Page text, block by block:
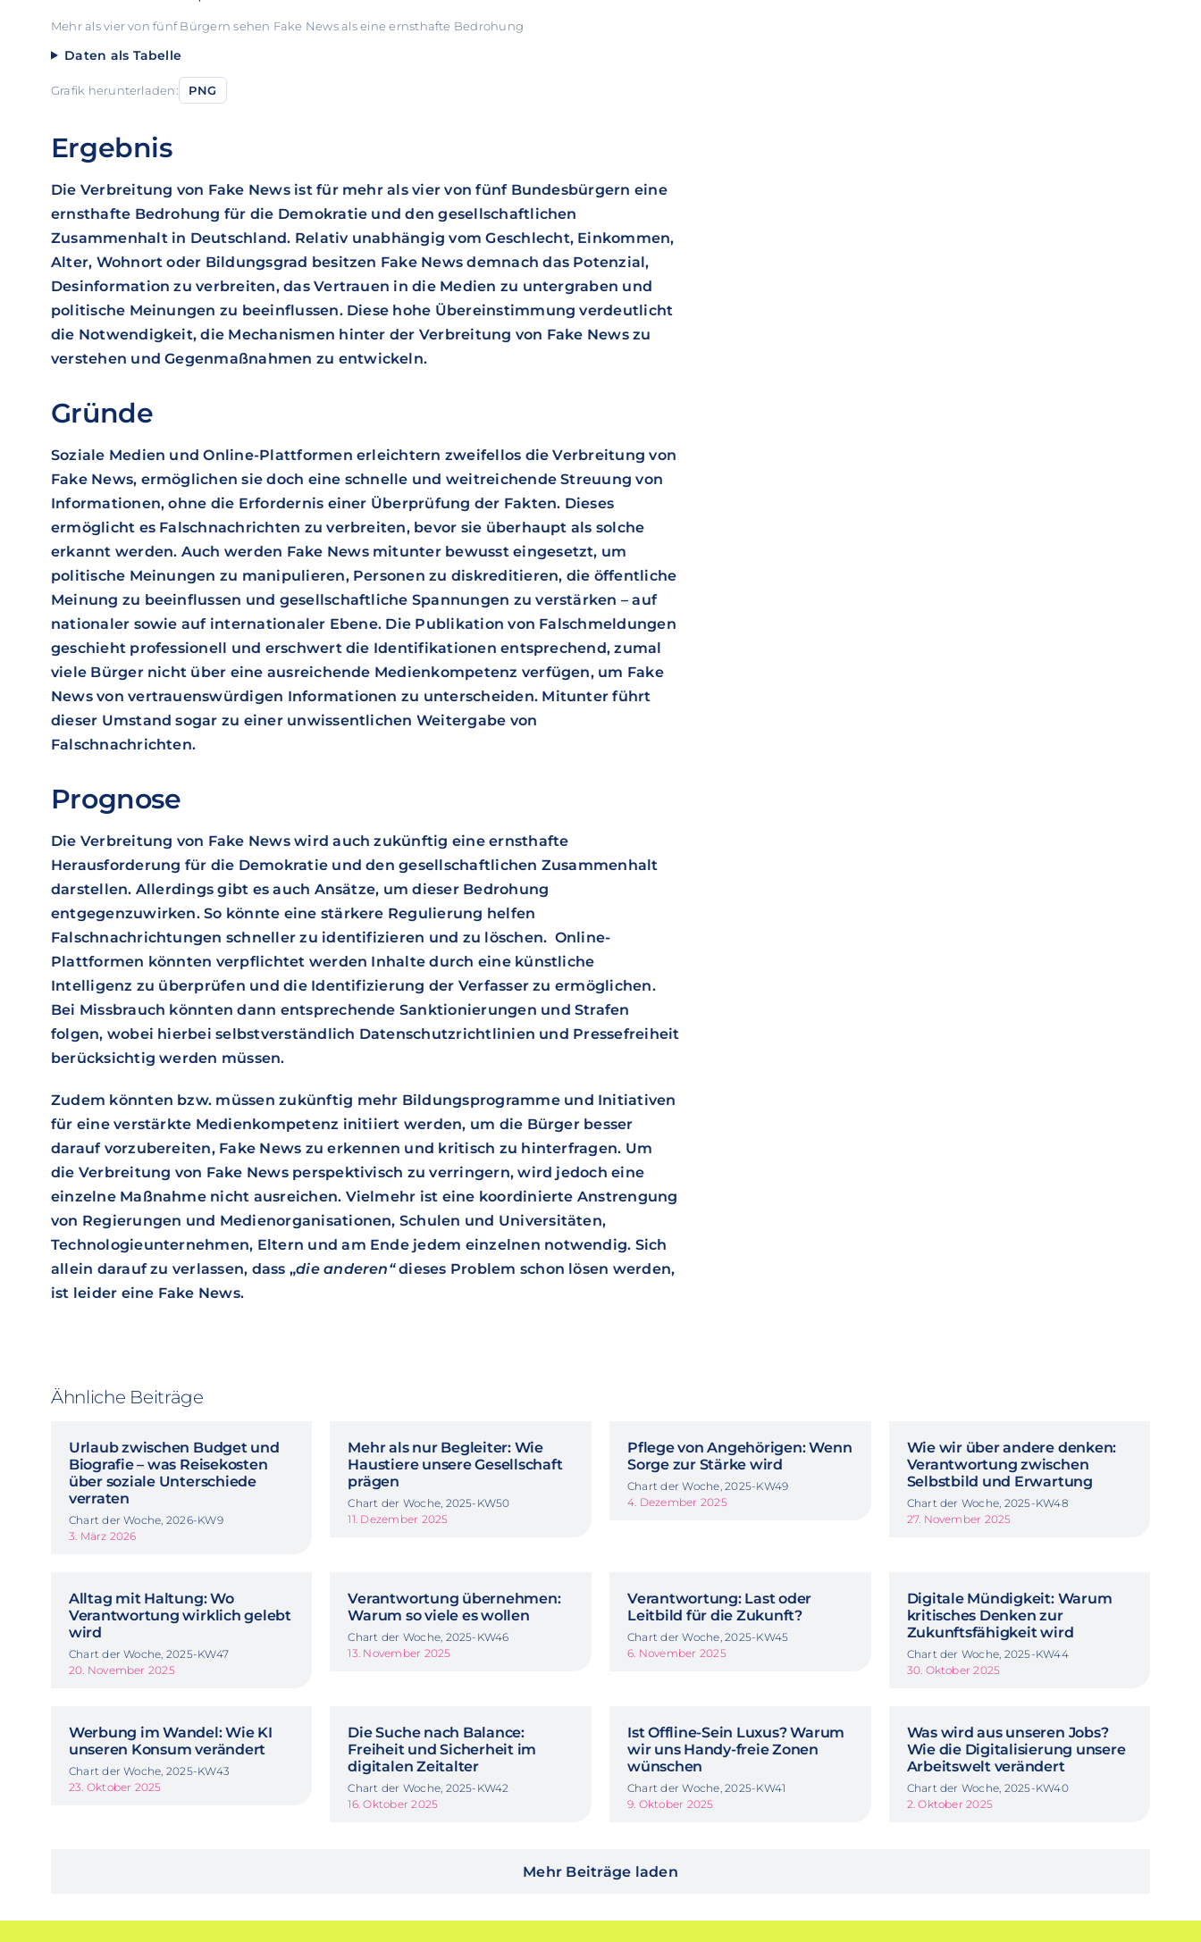
Mehr als vier von fünf Bürgern sehen Fake News als eine ernsthafte Bedrohung
Daten als Tabelle
Grafik herunterladen: PNG
Ergebnis
Die Verbreitung von Fake News ist für mehr als vier von fünf Bundesbürgern eine
ernsthafte Bedrohung für die Demokratie und den gesellschaftlichen
Zusammenhalt in Deutschland. Relativ unabhängig vom Geschlecht, Einkommen,
Alter, Wohnort oder Bildungsgrad besitzen Fake News demnach das Potenzial,
Desinformation zu verbreiten, das Vertrauen in die Medien zu untergraben und
politische Meinungen zu beeinflussen. Diese hohe Übereinstimmung verdeutlicht
die Notwendigkeit, die Mechanismen hinter der Verbreitung von Fake News zu
verstehen und Gegenmaßnahmen zu entwickeln.
Gründe
Soziale Medien und Online-Plattformen erleichtern zweifellos die Verbreitung von
Fake News, ermöglichen sie doch eine schnelle und weitreichende Streuung von
Informationen, ohne die Erfordernis einer Überprüfung der Fakten. Dieses
ermöglicht es Falschnachrichten zu verbreiten, bevor sie überhaupt als solche
erkannt werden. Auch werden Fake News mitunter bewusst eingesetzt, um
politische Meinungen zu manipulieren, Personen zu diskreditieren, die öffentliche
Meinung zu beeinflussen und gesellschaftliche Spannungen zu verstärken – auf
nationaler sowie auf internationaler Ebene. Die Publikation von Falschmeldungen
geschieht professionell und erschwert die Identifikationen entsprechend, zumal
viele Bürger nicht über eine ausreichende Medienkompetenz verfügen, um Fake
News von vertrauenswürdigen Informationen zu unterscheiden. Mitunter führt
dieser Umstand sogar zu einer unwissentlichen Weitergabe von
Falschnachrichten.
Prognose
Die Verbreitung von Fake News wird auch zukünftig eine ernsthafte
Herausforderung für die Demokratie und den gesellschaftlichen Zusammenhalt
darstellen. Allerdings gibt es auch Ansätze, um dieser Bedrohung
entgegenzuwirken. So könnte eine stärkere Regulierung helfen
Falschnachrichtungen schneller zu identifizieren und zu löschen. Online-
Plattformen könnten verpflichtet werden Inhalte durch eine künstliche
Intelligenz zu überprüfen und die Identifizierung der Verfasser zu ermöglichen.
Bei Missbrauch könnten dann entsprechende Sanktionierungen und Strafen
folgen, wobei hierbei selbstverständlich Datenschutzrichtlinien und Pressefreiheit
berücksichtig werden müssen.
Zudem könnten bzw. müssen zukünftig mehr Bildungsprogramme und Initiativen
für eine verstärkte Medienkompetenz initiiert werden, um die Bürger besser
darauf vorzubereiten, Fake News zu erkennen und kritisch zu hinterfragen. Um
die Verbreitung von Fake News perspektivisch zu verringern, wird jedoch eine
einzelne Maßnahme nicht ausreichen. Vielmehr ist eine koordinierte Anstrengung
von Regierungen und Medienorganisationen, Schulen und Universitäten,
Technologieunternehmen, Eltern und am Ende jedem einzelnen notwendig. Sich
allein darauf zu verlassen, dass „die anderen“dieses Problem schon lösen werden,
ist leider eine Fake News.
Ähnliche Beiträge
Urlaub zwischen Budget und
Biografie – was Reisekosten
über soziale Unterschiede
verraten
Chart der Woche, 2026-KW9
3. März 2026
Mehr als nur Begleiter: Wie
Haustiere unsere Gesellschaft
prägen
Chart der Woche, 2025-KW50
11. Dezember 2025
Pflege von Angehörigen: Wenn
Sorge zur Stärke wird
Chart der Woche, 2025-KW49
4. Dezember 2025
Wie wir über andere denken:
Verantwortung zwischen
Selbstbild und Erwartung
Chart der Woche, 2025-KW48
27. November 2025
Alltag mit Haltung: Wo
Verantwortung wirklich gelebt
wird
Chart der Woche, 2025-KW47
20. November 2025
Verantwortung übernehmen:
Warum so viele es wollen
Chart der Woche, 2025-KW46
13. November 2025
Verantwortung: Last oder
Leitbild für die Zukunft?
Chart der Woche, 2025-KW45
6. November 2025
Digitale Mündigkeit: Warum
kritisches Denken zur
Zukunftsfähigkeit wird
Chart der Woche, 2025-KW44
30. Oktober 2025
Werbung im Wandel: Wie KI
unseren Konsum verändert
Chart der Woche, 2025-KW43
23. Oktober 2025
Die Suche nach Balance:
Freiheit und Sicherheit im
digitalen Zeitalter
Chart der Woche, 2025-KW42
16. Oktober 2025
Ist Offline-Sein Luxus? Warum
wir uns Handy-freie Zonen
wünschen
Chart der Woche, 2025-KW41
9. Oktober 2025
Was wird aus unseren Jobs?
Wie die Digitalisierung unsere
Arbeitswelt verändert
Chart der Woche, 2025-KW40
2. Oktober 2025
Mehr Beiträge laden